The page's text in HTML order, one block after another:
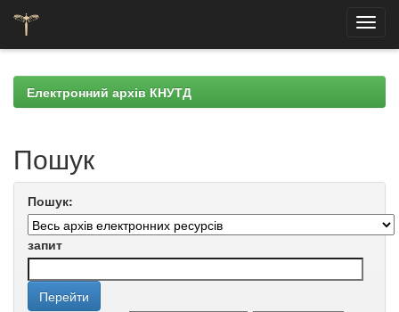
navigationЕлектронний архів КНУТД
Пошук
Пошук:
запит